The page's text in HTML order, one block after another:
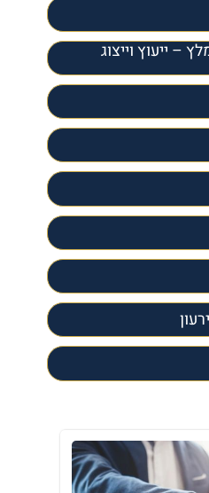
– ייעוץ וייצוג